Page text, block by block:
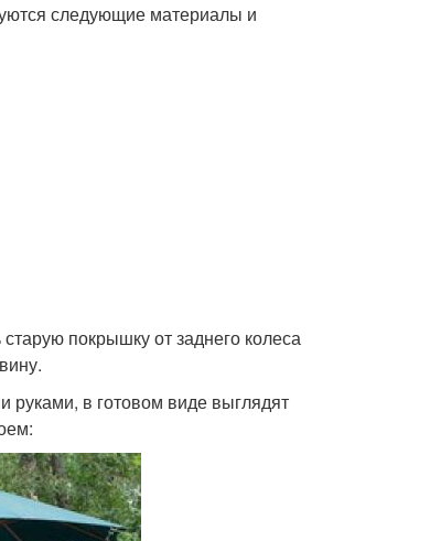
следующие материалы и
покрышку от заднего колеса
в готовом виде выглядят